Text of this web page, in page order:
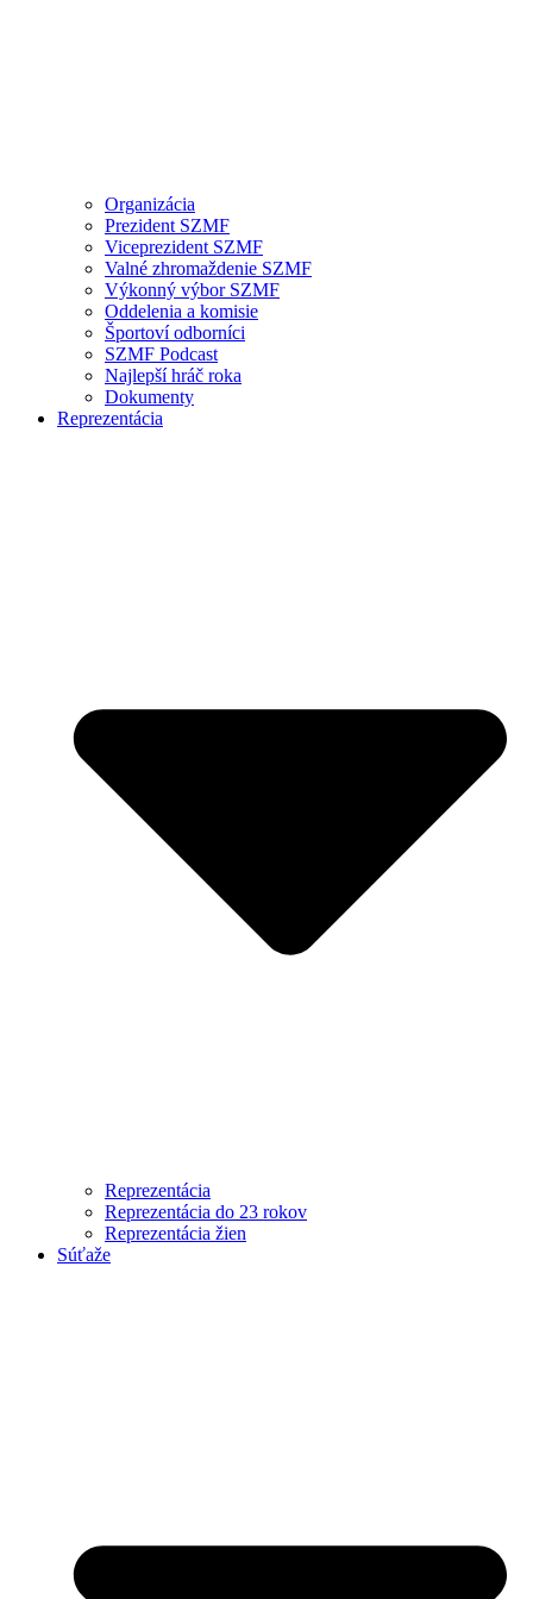
Organizácia
Prezident SZMF
Viceprezident SZMF
Valné zhromaždenie SZMF
Výkonný výbor SZMF
Oddelenia a komisie
Športoví odborníci
SZMF Podcast
Najlepší hráč roka
Dokumenty
Reprezentácia
Reprezentácia
Reprezentácia do 23 rokov
Reprezentácia žien
Súťaže